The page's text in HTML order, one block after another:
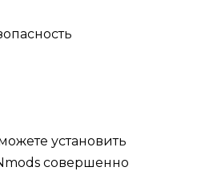
установить
совершенно